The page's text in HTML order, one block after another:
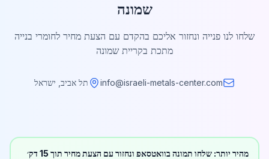
שמונה
שלחו לנו פנייה ונחזור אליכם בהקדם עם הצעת מחיר לחומרי בנייה
מתכת בקריית שמונה
info@israeli-metals-center.com תל אביב, ישראל
מהיר יותר: שלחו תמונה בוואטסאפ ונחזור עם הצעת מחיר תוך 15 דק׳